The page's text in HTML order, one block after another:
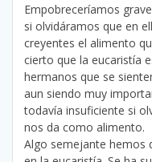
Empobreceríamos
si olvidáramos que en
creyentes el alimento
cierto que la eucaristía
hermanos que se
aun siendo muy
todavía insuficiente si
nos da como alimento.
Algo semejante hemos